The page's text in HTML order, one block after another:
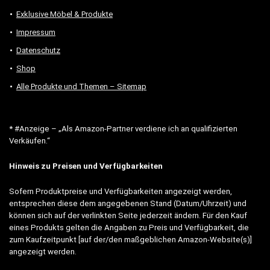
Exklusive Möbel & Produkte
Impressum
Datenschutz
Shop
Alle Produkte und Themen – Sitemap
* #Anzeige – „Als Amazon-Partner verdiene ich an qualifizierten
Verkäufen.“
Hinweis zu Preisen und Verfügbarkeiten
Sofern Produktpreise und Verfügbarkeiten angezeigt werden,
entsprechen diese dem angegebenen Stand (Datum/Uhrzeit) und
können sich auf der verlinkten Seite jederzeit ändern. Für den Kauf
eines Produkts gelten die Angaben zu Preis und Verfügbarkeit, die
zum Kaufzeitpunkt [auf der/den maßgeblichen Amazon-Website(s)]
angezeigt werden.